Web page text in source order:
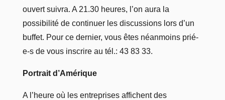
ouvert suivra. A 21.30 heures, l’on aura la
possibilité de continuer les discussions lors d’un
buffet. Pour ce dernier, vous êtes néanmoins prié-
e-s de vous inscrire au tél.: 43 83 33.
Portrait d’Amérique
A l’heure où les entreprises affichent des